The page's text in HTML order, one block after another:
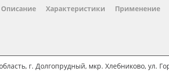
Oratape
Описание Характеристики Применение
г. Долгопрудный, мкр. Хлебниково, ул.